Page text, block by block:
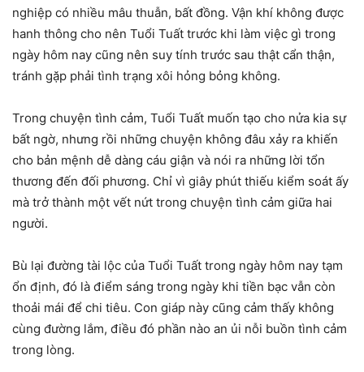
nghiệp có nhiều mâu thuẫn, bất đồng. Vận khí không được
hanh thông cho nên Tuổi Tuất trước khi làm việc gì trong
ngày hôm nay cũng nên suy tính trước sau thật cẩn thận,
tránh gặp phải tình trạng xôi hỏng bỏng không.
Trong chuyện tình cảm, Tuổi Tuất muốn tạo cho nửa kia sự
bất ngờ, nhưng rồi những chuyện không đâu xảy ra khiến
cho bản mệnh dễ dàng cáu giận và nói ra những lời tổn
thương đến đối phương. Chỉ vì giây phút thiếu kiểm soát ấy
mà trở thành một vết nứt trong chuyện tình cảm giữa hai
người.
Bù lại đường tài lộc của Tuổi Tuất trong ngày hôm nay tạm
ổn định, đó là điểm sáng trong ngày khi tiền bạc vẫn còn
thoải mái để chi tiêu. Con giáp này cũng cảm thấy không
cùng đường lắm, điều đó phần nào an ủi nỗi buồn tình cảm
trong lòng.